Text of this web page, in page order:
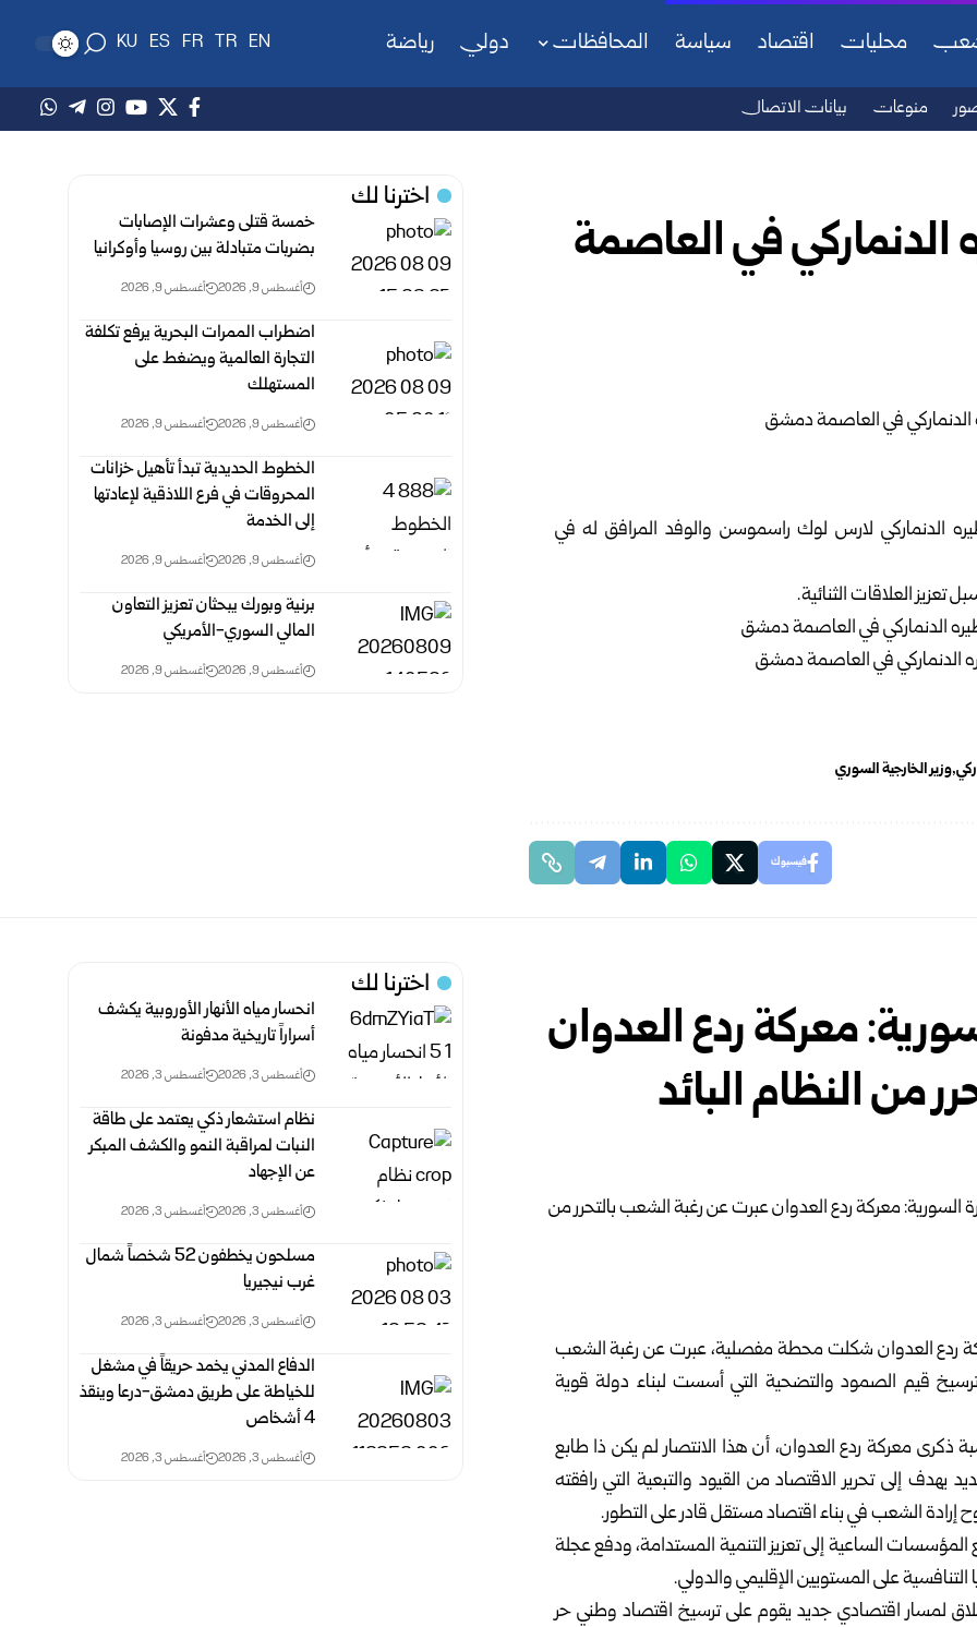
محليات اقتصاد سياسة المحافظات دولي رياضة EN
TR
FR
ES
KU
منوعات بيانات الاتصال
الدنماركي في العاصمة
الدنماركي لارس لوك راسموسن والوفد المرافق له في
العلاقات الثنائية.
وزير الخارجية السوري
فيسبوك
اخترنا لك
خمسة قتلى وعشرات الإصابات
بضربات متبادلة بين روسيا وأوكرانيا
أغسطس 9, 2026 أغسطس 9, 2026
اضطراب الممرات البحرية يرفع تكلفة
التجارة العالمية ويضغط على
المستهلك
أغسطس 9, 2026 أغسطس 9, 2026
الخطوط الحديدية تبدأ تأهيل خزانات
المحروقات في فرع اللاذقية لإعادتها
إلى الخدمة
أغسطس 9, 2026 أغسطس 9, 2026
برنية وبورك يبحثان تعزيز التعاون
المالي السوري-الأمريكي
أغسطس 9, 2026 أغسطس 9, 2026
معركة ردع العدوان
من النظام البائد
ردع العدوان شكلت محطة مفصلية، عبرت عن رغبة الشعب
قيم الصمود والتضحية التي أسست لبناء دولة قوية
معركة ردع العدوان، أن هذا الانتصار لم يكن ذا طابع
إلى تحرير الاقتصاد من القيود والتبعية التي رافقته
الشعب في بناء اقتصاد مستقل قادر على التطور.
الساعية إلى تعزيز التنمية المستدامة، ودفع عجلة
التنافسية على المستويين الإقليمي والدولي.
لمسار اقتصادي جديد يقوم على ترسيخ اقتصاد وطني حر
اخترنا لك
انحسار مياه الأنهار الأوروبية يكشف
أسراراً تاريخية مدفونة
أغسطس 3, 2026 أغسطس 3, 2026
نظام استشعار ذكي يعتمد على طاقة
النبات لمراقبة النمو والكشف المبكر
عن الإجهاد
أغسطس 3, 2026 أغسطس 3, 2026
مسلحون يخطفون 52 شخصاً شمال
غرب نيجيريا
أغسطس 3, 2026 أغسطس 3, 2026
الدفاع المدني يخمد حريقاً في مشغل
للخياطة على طريق دمشق-درعا وينقذ
4 أشخاص
أغسطس 3, 2026 أغسطس 3, 2026